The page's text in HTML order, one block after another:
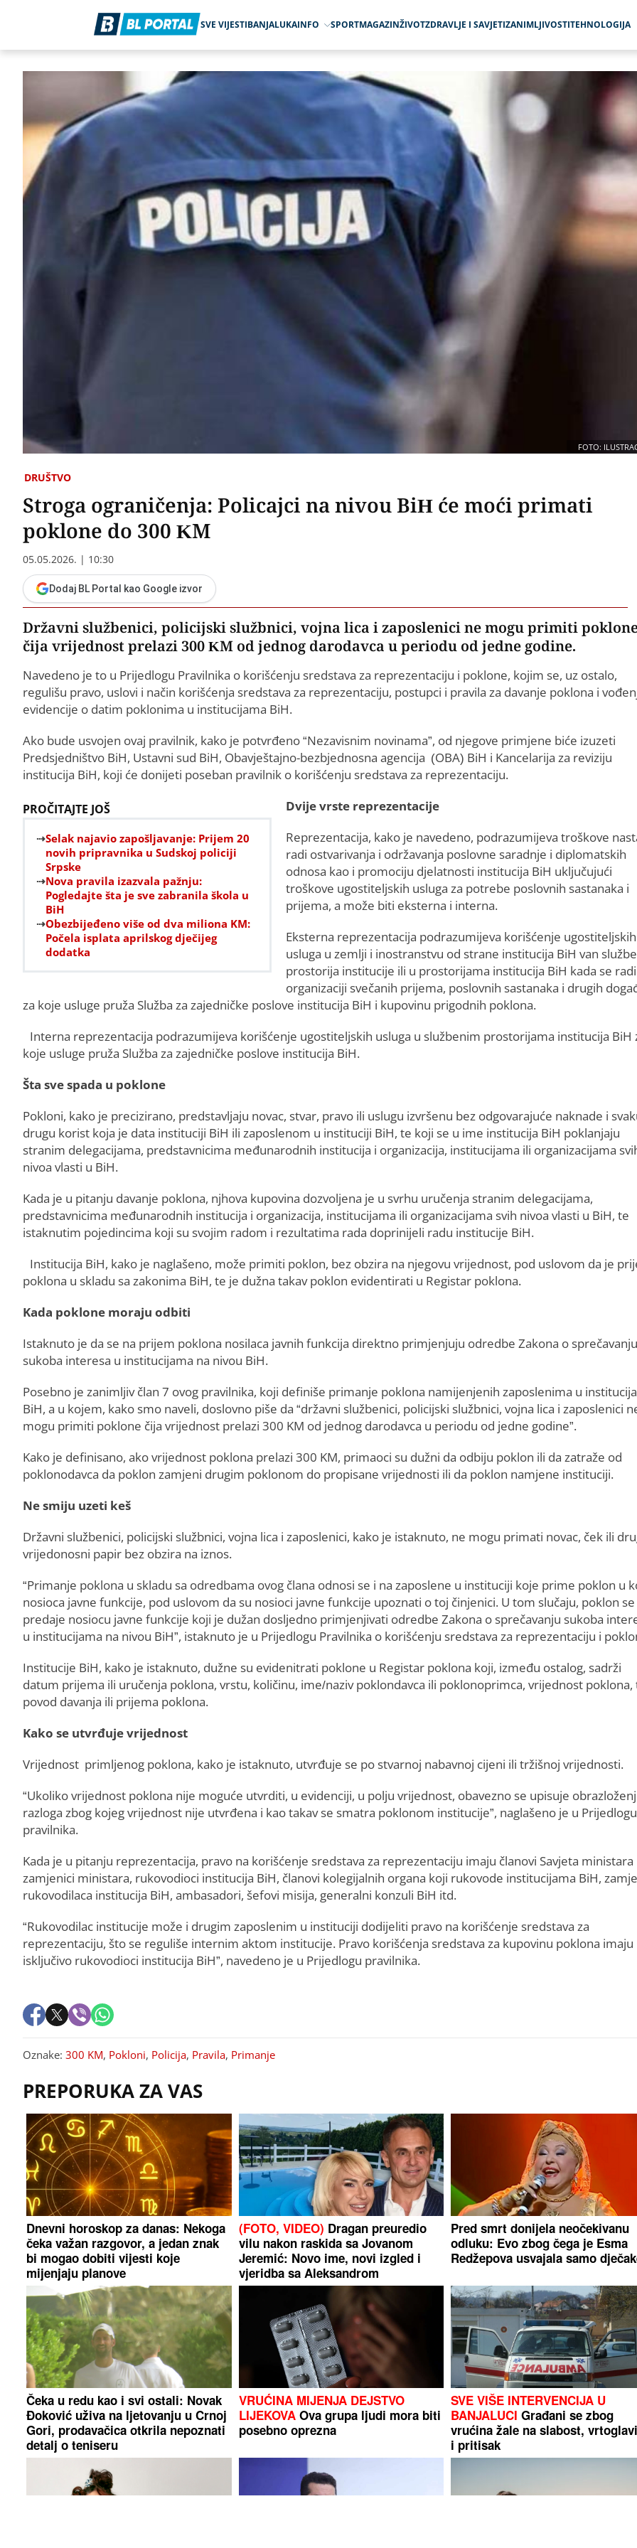
SVE VIJESTIBANJALUKAINFO SPORTMAGAZINŽIVOTZDRAVLJE I SAVJETIZANIMLJIVOSTITEHNOLOGIJA
FOTO:
DRUŠTVO
Stroga ograničenja: Policajci na nivou BiH će moći primati
poklone do 300 KM
05.05.2026. | 10:30
Dodaj BL Portal kao Google izvor
Državni službenici, policijski službnici, vojna lica i zaposlenici ne mogu primiti
čija vrijednost prelazi 300 KM od jednog darodavca u periodu od jedne godine.
Navedeno je to u Prijedlogu Pravilnika o korišćenju sredstava za reprezentaciju i poklone, kojim se, uz ostalo,
regulišu pravo, uslovi i način korišćenja sredstava za reprezentaciju, postupci i pravila za davanje poklona i
evidencije o datim poklonima u institucijama BiH.
Ako bude usvojen ovaj pravilnik, kako je potvrđeno “Nezavisnim novinama”, od njegove primjene biće izuzeti
Predsjedništvo BiH, Ustavni sud BiH, Obavještajno-bezbjednosna agencija (OBA) BiH i Kancelarija za reviziju
institucija BiH, koji će donijeti poseban pravilnik o korišćenju sredstava za reprezentaciju.
PROČITAJTE JOŠ
Selak najavio zapošljavanje: Prijem 20
novih pripravnika u Sudskoj policiji
Srpske
Nova pravila izazvala pažnju:
Pogledajte šta je sve zabranila škola u
BiH
Obezbijeđeno više od dva miliona KM:
Počela isplata aprilskog dječijeg
dodatka
Dvije vrste reprezentacije
Reprezentacija, kako je navedeno, podrazumijeva troškove
radi ostvarivanja i održavanja poslovne saradnje i diplomatskih
odnosa kao i promociju djelatnosti institucija BiH uključujući
troškove ugostiteljskih usluga za potrebe poslovnih sastanaka i
prijema, a može biti eksterna i interna.
Eksterna reprezentacija podrazumijeva korišćenje ugostiteljskih
usluga u zemlji i inostranstvu od strane institucija BiH van
prostorija institucije ili u prostorijama institucija BiH kada se
organizaciji svečanih prijema, poslovnih sastanaka i drugih
za koje usluge pruža Služba za zajedničke poslove institucija BiH i kupovinu prigodnih poklona.
Interna reprezentacija podrazumijeva korišćenje ugostiteljskih usluga u službenim prostorijama institucija BiH
koje usluge pruža Služba za zajedničke poslove institucija BiH.
Šta sve spada u poklone
Pokloni, kako je precizirano, predstavljaju novac, stvar, pravo ili uslugu izvršenu bez odgovarajuće naknade i
drugu korist koja je data instituciji BiH ili zaposlenom u instituciji BiH, te koji se u ime institucija BiH poklanjaju
stranim delegacijama, predstavnicima međunarodnih institucija i organizacija, institucijama ili organizacijama
nivoa vlasti u BiH.
Kada je u pitanju davanje poklona, njhova kupovina dozvoljena je u svrhu uručenja stranim delegacijama,
predstavnicima međunarodnih institucija i organizacija, institucijama ili organizacijama svih nivoa vlasti u BiH, te
istaknutim pojedincima koji su svojim radom i rezultatima rada doprinijeli radu institucije BiH.
Institucija BiH, kako je naglašeno, može primiti poklon, bez obzira na njegovu vrijednost, pod uslovom da je
poklona u skladu sa zakonima BiH, te je dužna takav poklon evidentirati u Registar poklona.
Kada poklone moraju odbiti
Istaknuto je da se na prijem poklona nosilaca javnih funkcija direktno primjenjuju odredbe Zakona o sprečavanju
sukoba interesa u institucijama na nivou BiH.
Posebno je zanimljiv član 7 ovog pravilnika, koji definiše primanje poklona namijenjenih zaposlenima u
BiH, a u kojem, kako smo naveli, doslovno piše da “državni službenici, policijski službnici, vojna lica i zaposlenici
mogu primiti poklone čija vrijednost prelazi 300 KM od jednog darodavca u periodu od jedne godine”.
Kako je definisano, ako vrijednost poklona prelazi 300 KM, primaoci su dužni da odbiju poklon ili da zatraže od
poklonodavca da poklon zamjeni drugim poklonom do propisane vrijednosti ili da poklon namjene instituciji.
Ne smiju uzeti keš
Državni službenici, policijski službnici, vojna lica i zaposlenici, kako je istaknuto, ne mogu primati novac, ček ili
vrijedonosni papir bez obzira na iznos.
“Primanje poklona u skladu sa odredbama ovog člana odnosi se i na zaposlene u instituciji koje prime poklon u
nosioca javne funkcije, pod uslovom da su nosioci javne funkcije upoznati o toj činjenici. U tom slučaju, poklon se
predaje nosiocu javne funkcije koji je dužan dosljedno primjenjivati odredbe Zakona o sprečavanju sukoba
u institucijama na nivou BiH”, istaknuto je u Prijedlogu Pravilnika o korišćenju sredstava za reprezentaciju i
Institucije BiH, kako je istaknuto, dužne su evidenitrati poklone u Registar poklona koji, između ostalog, sadrži
datum prijema ili uručenja poklona, vrstu, količinu, ime/naziv poklondavca ili poklonoprimca, vrijednost poklona,
povod davanja ili prijema poklona.
Kako se utvrđuje vrijednost
Vrijednost primljenog poklona, kako je istaknuto, utvrđuje se po stvarnoj nabavnoj cijeni ili tržišnoj vrijednosti.
“Ukoliko vrijednost poklona nije moguće utvrditi, u evidenciji, u polju vrijednost, obavezno se upisuje
razloga zbog kojeg vrijednost nije utvrđena i kao takav se smatra poklonom institucije”, naglašeno je u Prijedlogu
pravilnika.
Kada je u pitanju reprezentacija, pravo na korišćenje sredstava za reprezentaciju imaju članovi Savjeta ministara
zamjenici ministara, rukovodioci institucija BiH, članovi kolegijalnih organa koji rukovode institucijama BiH,
rukovodilaca institucija BiH, ambasadori, šefovi misija, generalni konzuli BiH itd.
“Rukovodilac institucije može i drugim zaposlenim u instituciji dodijeliti pravo na korišćenje sredstava za
reprezentaciju, što se reguliše internim aktom institucije. Pravo korišćenja sredstava za kupovinu poklona imaju
isključivo rukovodioci institucija BiH”, navedeno je u Prijedlogu pravilnika.
Oznake: 300 KM, Pokloni, Policija, Pravila, Primanje
PREPORUKA ZA VAS
Dnevni horoskop za danas: Nekoga
čeka važan razgovor, a jedan znak
bi mogao dobiti vijesti koje
mijenjaju planove
(FOTO, VIDEO) Dragan preuredio
vilu nakon raskida sa Jovanom
Jeremić: Novo ime, novi izgled i
vjeridba sa Aleksandrom
Pred smrt donijela neočekivanu
odluku: Evo zbog čega je Esma
Redžepova usvajala samo
Čeka u redu kao i svi ostali: Novak
Đoković uživa na ljetovanju u Crnoj
Gori, prodavačica otkrila nepoznati
detalj o teniseru
VRUĆINA MIJENJA DEJSTVO
LIJEKOVAOva grupa ljudi mora biti
posebno oprezna
SVE VIŠE INTERVENCIJA U
BANJALUCI Građani se zbog
vrućina žale na slabost,
i pritisak